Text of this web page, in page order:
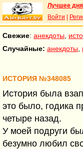
Лучшее дня
Войти
Свежие: анекдоты
Случайные: анекдоты
ИСТОРИЯ №348085
История была
это было, годика
четыре назад.
У моей подруги
безумно любил